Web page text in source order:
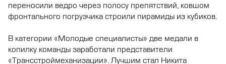
переносили ведро через полосу препятствий, ковшом
фронтального погрузчика строили пирамиды из кубиков.
В категории «Молодые специалисты» две медали в
копилку команды заработали представители
«Трансстроймеханизации». Лучшим стал Никита